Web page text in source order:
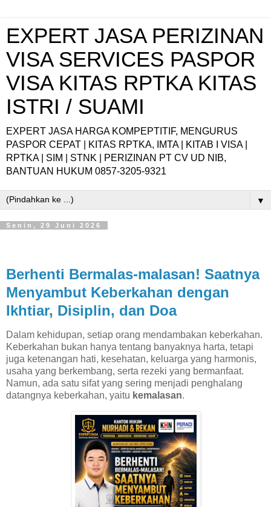
EXPERT JASA PERIZINAN
VISA SERVICES PASPOR
VISA KITAS RPTKA KITAS
ISTRI / SUAMI
EXPERT JASA HARGA KOMPEPTITIF, MENGURUS
PASPOR CEPAT | KITAS RPTKA, IMTA | KITAB I VISA |
RPTKA | SIM | STNK | PERIZINAN PT CV UD NIB,
BANTUAN HUKUM 0857-3205-9321
▼
Senin, 29 Juni 2026
Berhenti Bermalas-malasan! Saatnya
Menyambut Keberkahan dengan
Ikhtiar, Disiplin, dan Doa
Dalam kehidupan, setiap orang mendambakan keberkahan.
Keberkahan bukan hanya tentang banyaknya harta, tetapi
juga ketenangan hati, kesehatan, keluarga yang harmonis,
usaha yang berkembang, serta rezeki yang bermanfaat.
Namun, ada satu sifat yang sering menjadi penghalang
datangnya keberkahan, yaitu kemalasan.